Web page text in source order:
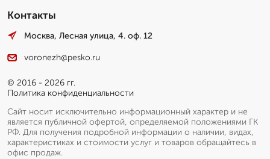
Контакты
Москва, Лесная улица, 4. оф. 12
voronezh@pesko.ru
© 2016 - 2026 гг.
Политика конфиденциальности
Сайт носит исключительно информационный характер и не
является публичной офертой, определяемой положениями ГК
РФ. Для получения подробной информации о наличии, видах,
характеристиках и стоимости услуг и товаров обращайтесь в
офис продаж.